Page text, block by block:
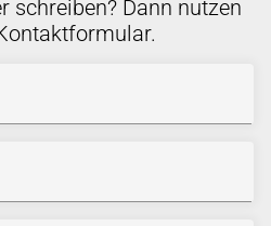
schreiben? Dann nutzen